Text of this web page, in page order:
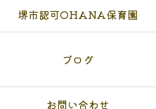
堺市認可OHANA保育園
ブログ
お問い合わせ